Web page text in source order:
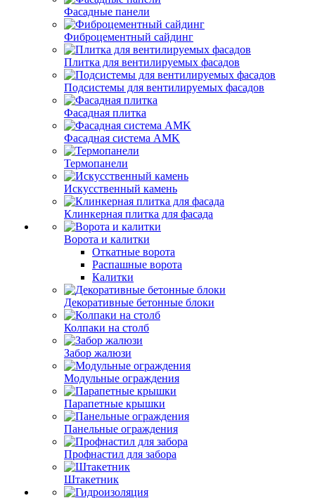
Фасадные панели
Фиброцементный сайдинг
Плитка для вентилируемых фасадов
Подсистемы для вентилируемых фасадов
Фасадная плитка
Фасадная система AMK
Термопанели
Искусственный камень
Клинкерная плитка для фасада
Ворота и калитки
Откатные ворота
Распашные ворота
Калитки
Декоративные бетонные блоки
Колпаки на столб
Забор жалюзи
Модульные ограждения
Парапетные крышки
Панельные ограждения
Профнастил для забора
Штакетник